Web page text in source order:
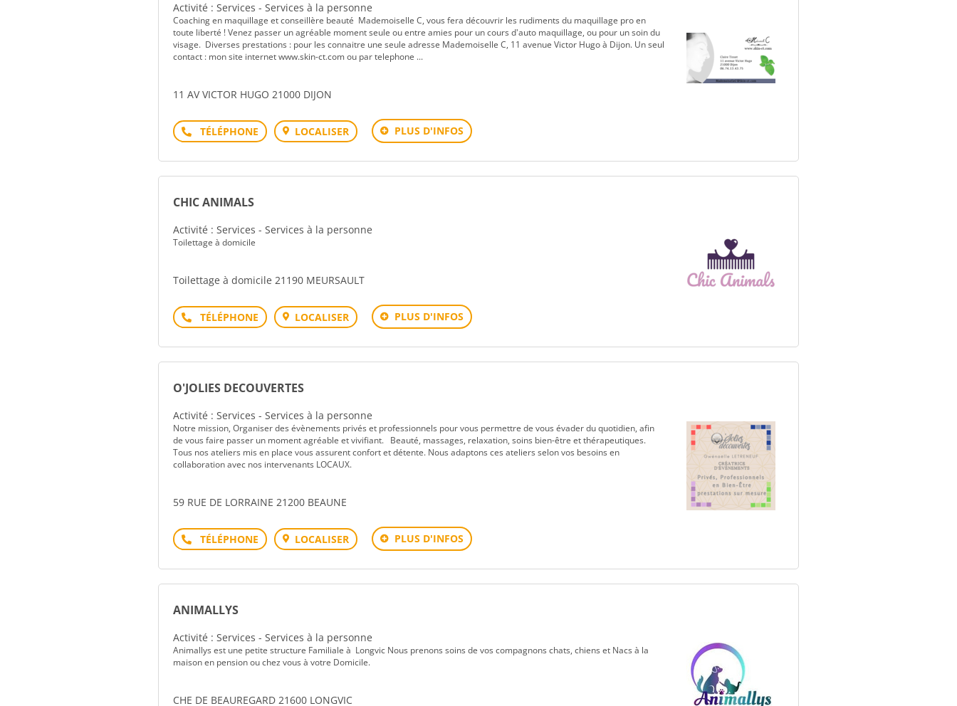
Activité : Services - Services à la personne
Coaching en maquillage et conseillère beauté Mademoiselle C, vous fera découvrir les rudiments du maquillage pro en
toute liberté ! Venez passer un agréable moment seule ou entre amies pour un cours d'auto maquillage, ou pour un soin du
visage. Diverses prestations : pour les connaitre une seule adresse Mademoiselle C, 11 avenue Victor Hugo à Dijon. Un seul
contact : mon site internet www.skin-ct.com ou par telephone ...
11 AV VICTOR HUGO 21000 DIJON
Téléphone LOCALISER PLUS D'INFOS
CHIC ANIMALS
Activité : Services - Services à la personne
Toilettage à domicile
Toilettage à domicile 21190 MEURSAULT
Téléphone LOCALISER PLUS D'INFOS
O'JOLIES DECOUVERTES
Activité : Services - Services à la personne
Notre mission, Organiser des évènements privés et professionnels pour vous permettre de vous évader du quotidien, afin
de vous faire passer un moment agréable et vivifiant. Beauté, massages, relaxation, soins bien-être et thérapeutiques.
Tous nos ateliers mis en place vous assurent confort et détente. Nous adaptons ces ateliers selon vos besoins en
collaboration avec nos intervenants LOCAUX.
59 RUE DE LORRAINE 21200 BEAUNE
Téléphone LOCALISER PLUS D'INFOS
ANIMALLYS
Activité : Services - Services à la personne
Animallys est une petite structure Familiale à Longvic Nous prenons soins de vos compagnons chats, chiens et Nacs à la
maison en pension ou chez vous à votre Domicile.
CHE DE BEAUREGARD 21600 LONGVIC